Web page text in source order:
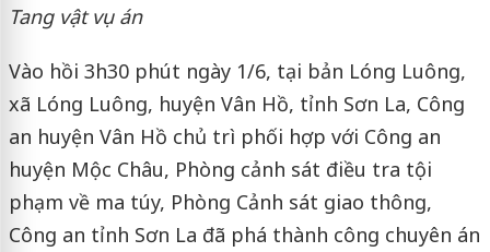
Tang vật vụ án
Vào hồi 3h30 phút ngày 1/6, tại bản Lóng Luông,
xã Lóng Luông, huyện Vân Hồ, tỉnh Sơn La, Công
an huyện Vân Hồ chủ trì phối hợp với Công an
huyện Mộc Châu, Phòng cảnh sát điều tra tội
phạm về ma túy, Phòng Cảnh sát giao thông,
Công an tỉnh Sơn La đã phá thành công chuyên án